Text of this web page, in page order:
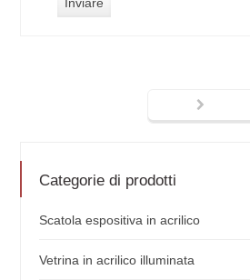
Categorie di prodotti
Scatola espositiva in acrilico
Vetrina in acrilico illuminata